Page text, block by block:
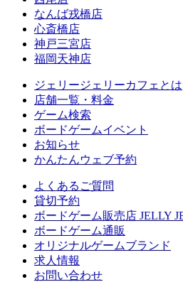
なんば戎橋店
心斎橋店
神戸三宮店
福岡天神店
ジェリージェリーカフェとは
店舗一覧・料金
ゲーム検索
ボードゲームイベント
お知らせ
かんたんウェブ予約
よくあるご質問
貸切予約
ボードゲーム販売店 JELLY
ボードゲーム通販
オリジナルゲームブランド
求人情報
お問い合わせ